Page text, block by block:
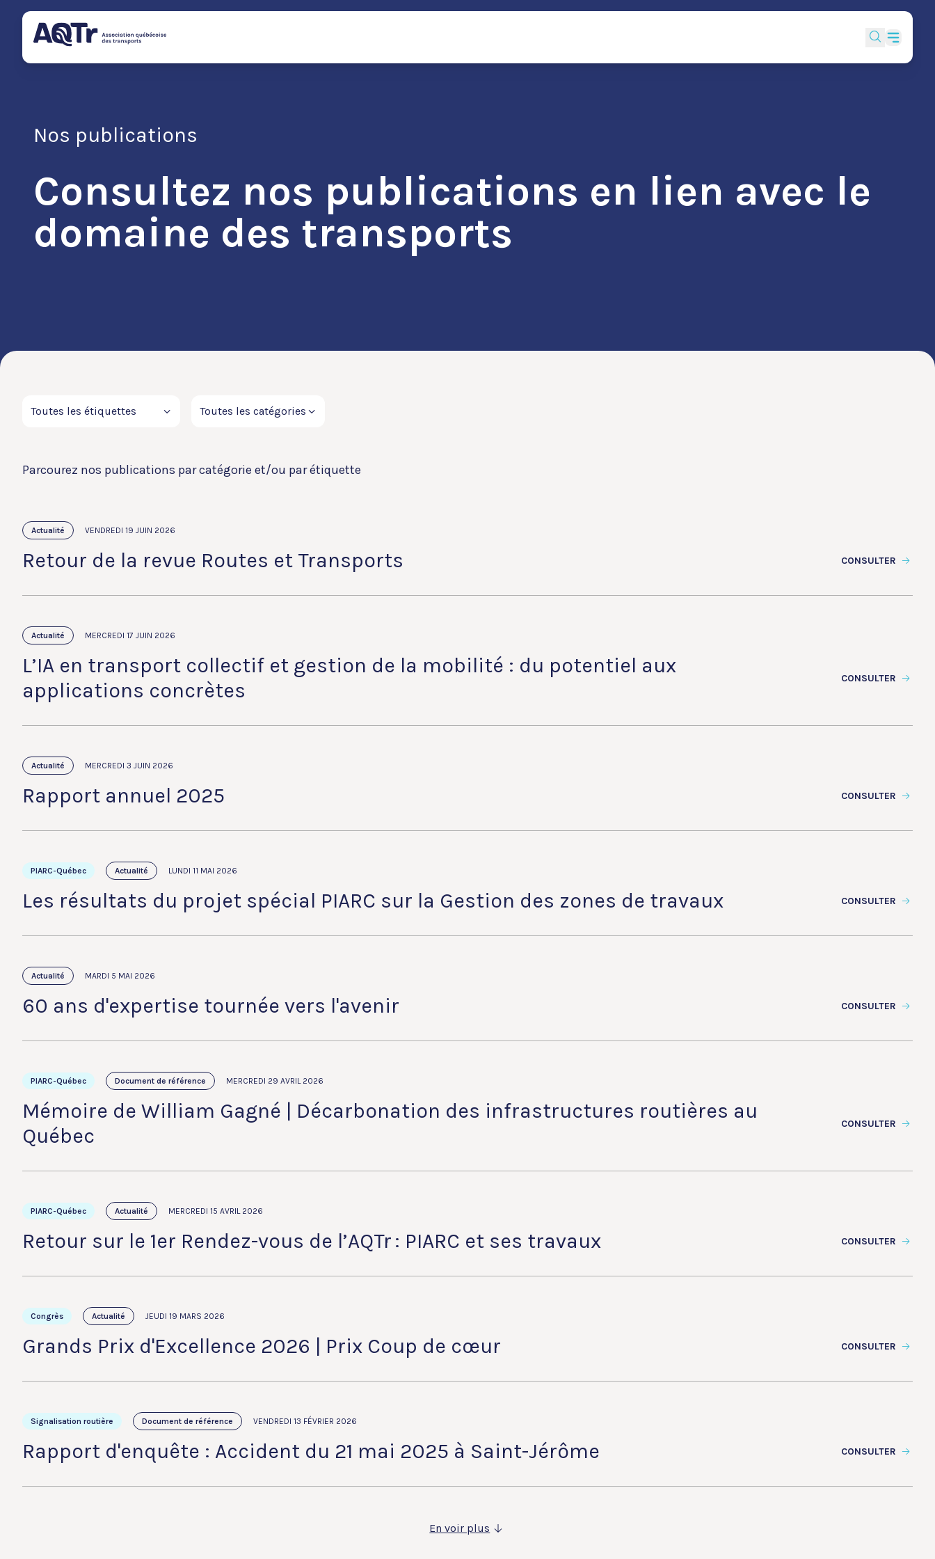
Nos publications
Consultez nos publications en lien avec le
domaine des transports
Parcourez nos publications par catégorie et/ou par étiquette
Actualité VENDREDI 19 JUIN 2026
Retour de la revue Routes et Transports CONSULTER
Actualité MERCREDI 17 JUIN 2026
L’IA en transport collectif et gestion de la mobilité : du potentiel aux
applications concrètes
CONSULTER
Actualité MERCREDI 3 JUIN 2026
Rapport annuel 2025 CONSULTER
PIARC-Québec Actualité LUNDI 11 MAI 2026
Les résultats du projet spécial PIARC sur la Gestion des zones de travaux CONSULTER
Actualité MARDI 5 MAI 2026
60 ans d'expertise tournée vers l'avenir CONSULTER
PIARC-Québec Document de référence MERCREDI 29 AVRIL 2026
Mémoire de William Gagné | Décarbonation des infrastructures routières au
Québec
CONSULTER
PIARC-Québec Actualité MERCREDI 15 AVRIL 2026
Retour sur le 1er Rendez-vous de l’AQTr : PIARC et ses travaux CONSULTER
Congrès Actualité JEUDI 19 MARS 2026
Grands Prix d'Excellence 2026 | Prix Coup de cœur CONSULTER
Signalisation routière Document de référence VENDREDI 13 FÉVRIER 2026
Rapport d'enquête : Accident du 21 mai 2025 à Saint-Jérôme CONSULTER
En voir plus